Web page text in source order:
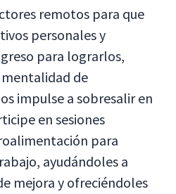
remotos para que
personales y
para lograrlos,
de
impulse a sobresalir en
en sesiones
para
ayudándoles a
mejora y ofreciéndoles